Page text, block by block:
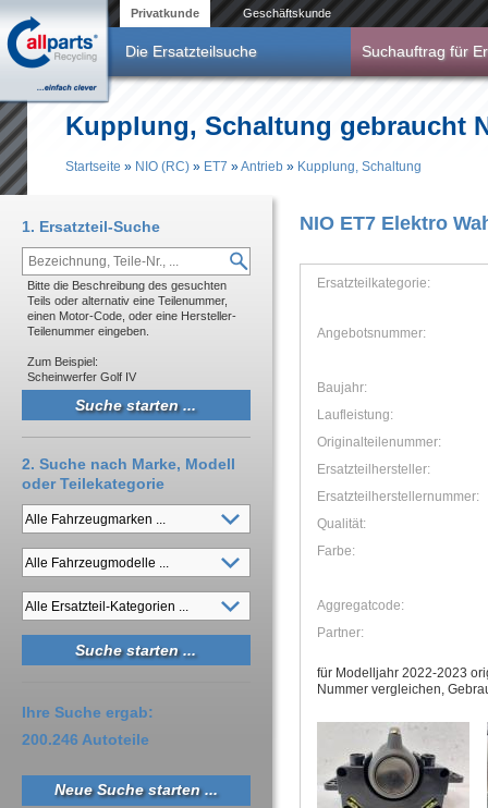
Privatkunde Geschäftskunde
Die Ersatzteilsuche Suchauftrag für
Kupplung, Schaltung gebraucht
Startseite » NIO (RC) » ET7 »Antrieb » Kupplung, Schaltung
NIO ET7 Elektro
Ersatzteilkategorie:
Angebotsnummer:
Baujahr:
Laufleistung:
Originalteilenummer:
Ersatzteilhersteller:
Ersatzteilherstellernummer:
Qualität:
Farbe:
Aggregatcode:
Partner:
für Modelljahr 2022-2023
Nummer vergleichen,
1. Ersatzteil-Suche
Bitte die Beschreibung des gesuchten
Teils oder alternativ eine Teilenummer,
einen Motor-Code, oder eine Hersteller-
Teilenummer eingeben.
Zum Beispiel:
Scheinwerfer Golf IV
2. Suche nach Marke, Modell
oder Teilekategorie
Ihre Suche ergab:
200.246 Autoteile
Neue Suche starten ...